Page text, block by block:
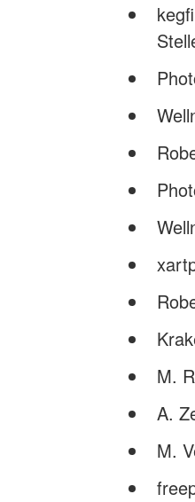
M.
A.
M.